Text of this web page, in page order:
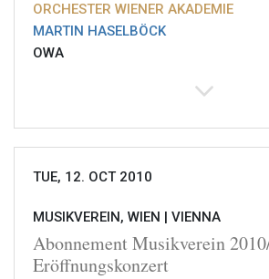
ORCHESTER WIENER AKADEMIE
MARTIN HASELBÖCK
OWA
TUE, 12. OCT 2010
MUSIKVEREIN, WIEN | VIENNA
Abonnement Musikverein
Eröffnungskonzert